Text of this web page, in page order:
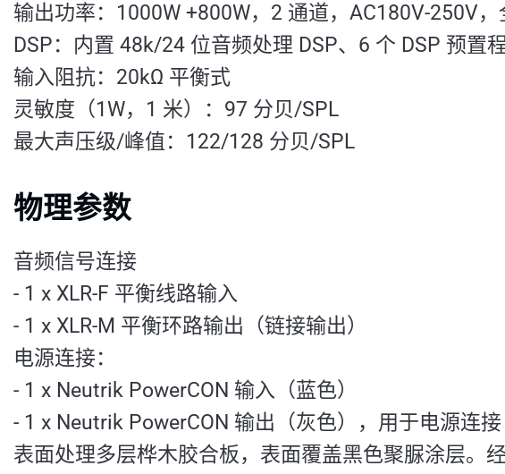
输出功率：1000W +800W，2 通道，AC180V-250V，
DSP：内置 48k/24 位音频处理 DSP、6 个 DSP 预置
输入阻抗：20kΩ 平衡式
灵敏度（1W，1 米）：97 分贝/SPL
最大声压级/峰值：122/128 分贝/SPL
物理参数
音频信号连接
- 1 x XLR-F 平衡线路输入
- 1 x XLR-M 平衡环路输出（链接输出）
电源连接：
- 1 x Neutrik PowerCON 输入（蓝色）
- 1 x Neutrik PowerCON 输出（灰色），用于电源连接
表面处理多层桦木胶合板，表面覆盖黑色聚脲涂层。